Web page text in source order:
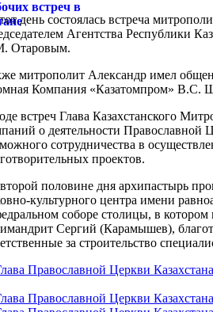
день состоялась встреча
Агентства Республики
Отаровым.
митрополит Александр имел
Компания «Казатомпром» В.С.
встреч Глава Казахстанского
о деятельности
сотрудничества в
проектов.
половине дня архипастырь
культурного центра имени
соборе столицы, в
Сергий (Карамышев),
за строительство